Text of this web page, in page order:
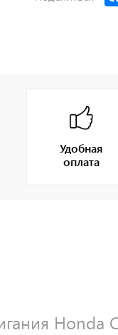
Удобная
оплата
Honda